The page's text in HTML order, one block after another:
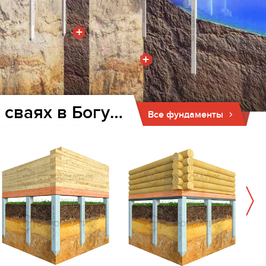
+
+
Все фундаменты
Фундамент для дома и бани на забивных ж/б сваях в Богучаре